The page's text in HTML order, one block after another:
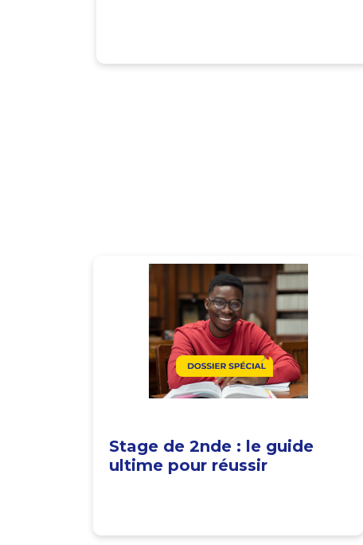
Stage de 2nde : le guide
ultime pour réussir